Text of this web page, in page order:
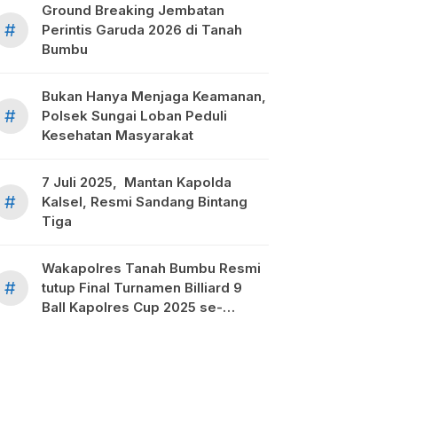
#
Ground Breaking Jembatan
Perintis Garuda 2026 di Tanah
Bumbu
#
Bukan Hanya Menjaga Keamanan,
Polsek Sungai Loban Peduli
Kesehatan Masyarakat
#
7 Juli 2025, Mantan Kapolda
Kalsel, Resmi Sandang Bintang
Tiga
#
Wakapolres Tanah Bumbu Resmi
tutup Final Turnamen Billiard 9
Ball Kapolres Cup 2025 se-